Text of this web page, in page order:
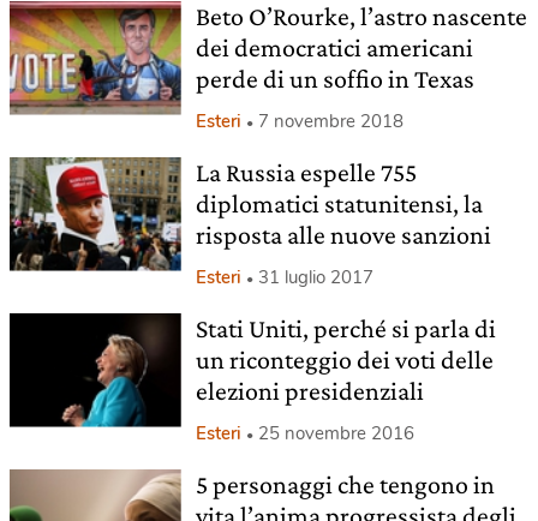
Beto O’Rourke, l’astro nascente
dei democratici americani
perde di un soffio in Texas
Esteri 7 novembre 2018
La Russia espelle 755
diplomatici statunitensi, la
risposta alle nuove sanzioni
Esteri 31 luglio 2017
Stati Uniti, perché si parla di
un riconteggio dei voti delle
elezioni presidenziali
Esteri 25 novembre 2016
5 personaggi che tengono in